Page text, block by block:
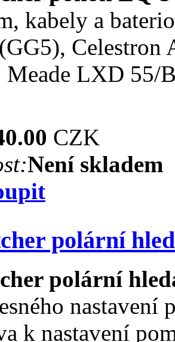
kabely a
Meade LXD 55/
CZK
Není skladem
polární
polární
nastavení
k nastavení